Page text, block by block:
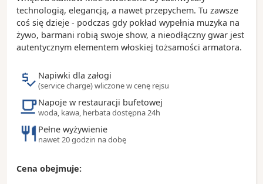
- Ogród Kaktusów, gdzie można podziwiać ponad
1000 różnych gatunków tych roślin
Ciekawostki:
domami to zasługa architekta Cesara Manrique
- mieszkańców wyspy potocznie nazwa się
- jezioro Charco de los Clicos pojawiło się w jednej
ze scen filmu „Przerwane objęcia” Pedro Almodovara
- na wyspie znajduje się około 300 wulkanów, a w
Parku Timanfaya możemy nawet zjeść steka
technologią, elegancją, a nawet przepychem. Tu zawsze
coś się dzieje - podczas gdy pokład wypełnia muzyka na
żywo, barmani robią swoje show, a nieodłączny gwar jest
autentycznym elementem włoskiej tożsamości armatora.
Napiwki dla załogi
(service charge) wliczone w cenę rejsu
Napoje w restauracji bufetowej
woda, kawa, herbata dostępna 24h
Pełne wyżywienie
nawet 20 godzin na dobę
Cena obejmuje: